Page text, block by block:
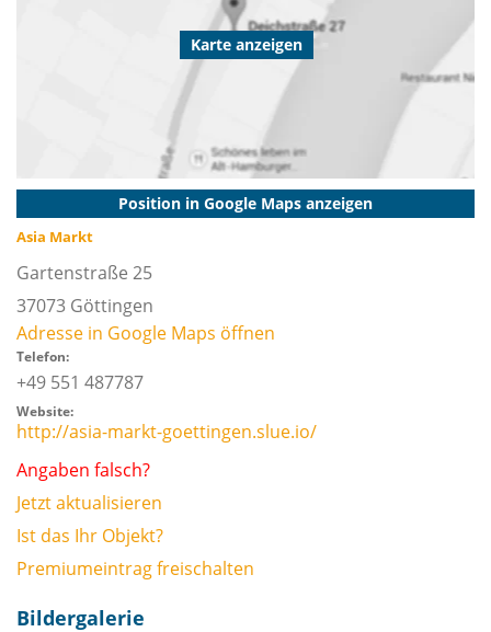
Karte anzeigen
Position in Google Maps anzeigen
Asia Markt
Gartenstraße 25
37073 Göttingen
Adresse in Google Maps öffnen
Telefon:
+49 551 487787
Website:
http://asia-markt-goettingen.slue.io/
Angaben falsch?
Jetzt aktualisieren
Ist das Ihr Objekt?
Premiumeintrag freischalten
Bildergalerie